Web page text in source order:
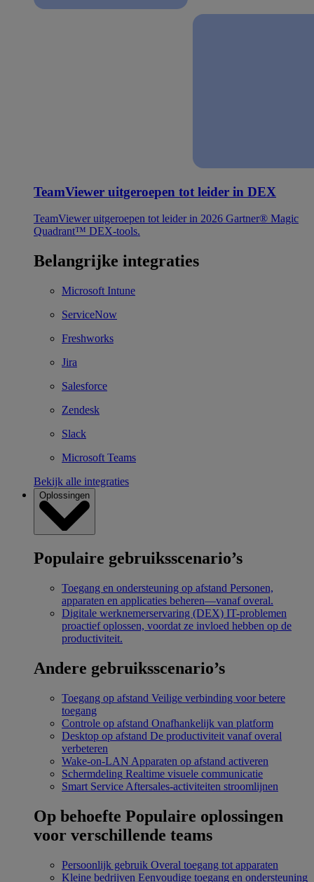
TeamViewer uitgeroepen tot leider in DEX
TeamViewer uitgeroepen tot leider in 2026 Gartner® Magic
Quadrant™ DEX-tools.
Belangrijke integraties
Microsoft Intune
ServiceNow
Freshworks
Jira
Salesforce
Zendesk
Slack
Microsoft Teams
Bekijk alle integraties
Oplossingen
Populaire gebruiksscenario’s
Toegang en ondersteuning op afstand Personen,
apparaten en applicaties beheren—vanaf overal.
Digitale werknemerservaring (DEX) IT-problemen
proactief oplossen, voordat ze invloed hebben op de
productiviteit.
Andere gebruiksscenario’s
Toegang op afstand Veilige verbinding voor betere
toegang
Controle op afstand Onafhankelijk van platform
Desktop op afstand De productiviteit vanaf overal
verbeteren
Wake-on-LAN Apparaten op afstand activeren
Schermdeling Realtime visuele communicatie
Smart Service Aftersales-activiteiten stroomlijnen
Op behoefte Populaire oplossingen
voor verschillende teams
Persoonlijk gebruik Overal toegang tot apparaten
Kleine bedrijven Eenvoudige toegang en ondersteuning